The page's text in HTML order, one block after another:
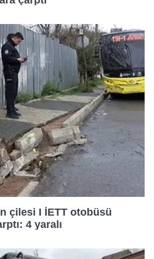
çilesi I İETT otobüsü
4 yaralı